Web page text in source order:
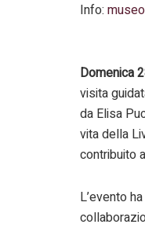
Info:
Domenica
visita
da Elisa
vita della
contribuito
L’evento